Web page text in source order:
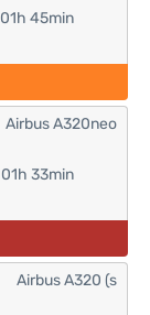
01h 45min
01h 33min
Airbus A320neo
Airbus A320 (s